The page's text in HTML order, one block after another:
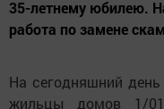
35-летнему юбилею.
работа по замене
На сегодняшний
жильцы домов 1/